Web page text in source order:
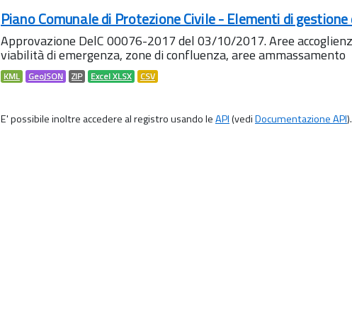
Piano Comunale di Protezione Civile - Elementi di
Approvazione DelC 00076-2017 del 03/10/2017. Aree
viabilità di emergenza, zone di confluenza, aree ammassamento
KML GeoJSON ZIP Excel XLSX CSV
E' possibile inoltre accedere al registro usando leAPI(vediDocumentazione API).